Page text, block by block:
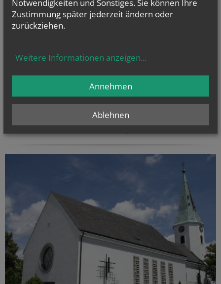
Seelsorgeraum
Notwendigkeiten und Sonstiges. Sie können Ihre
Zustimmung später jederzeit ändern oder
zurückziehen.
Weitere Informationen anzeigen...
Ablehnen
Annehmen